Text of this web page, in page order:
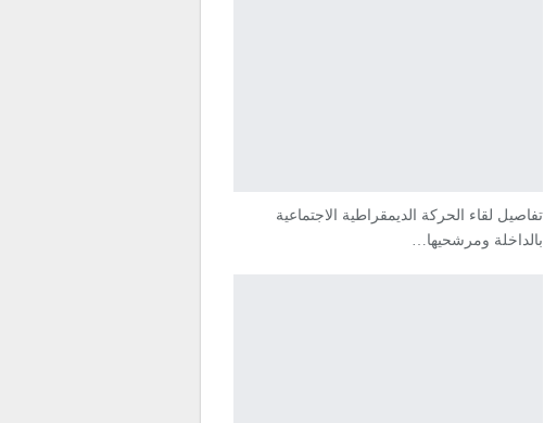
تفاصيل لقاء الحركة الديمقراطية الاجتماعية
بالداخلة ومرشحيها…